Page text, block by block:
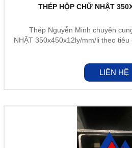
THÉP HỘP CHỮ NHẬT
Thép Nguyễn Minh chuyên
NHẬT 350x450x12ly/mm/li theo
LIÊN HỆ